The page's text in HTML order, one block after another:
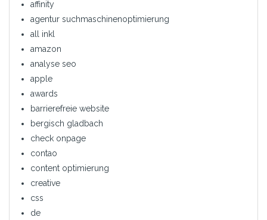
affinity
agentur suchmaschinenoptimierung
all inkl
amazon
analyse seo
apple
awards
barrierefreie website
bergisch gladbach
check onpage
contao
content optimierung
creative
css
de